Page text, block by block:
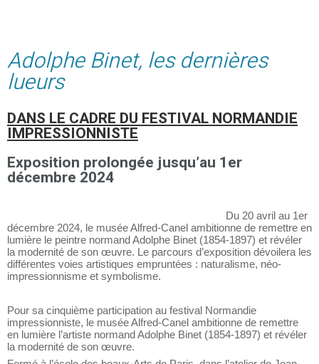
Adolphe Binet, les dernières
lueurs
DANS LE CADRE DU FESTIVAL NORMANDIE
IMPRESSIONNISTE
Exposition prolongée jusqu’au 1er
décembre 2024
Du 20 avril au 1er
décembre 2024, le musée Alfred-Canel ambitionne de remettre en
lumière le peintre normand Adolphe Binet (1854-1897) et révéler
la modernité de son œuvre. Le parcours d’exposition dévoilera les
différentes voies artistiques empruntées : naturalisme, néo-
impressionnisme et symbolisme.
Pour sa cinquième participation au festival Normandie
impressionniste, le musée Alfred-Canel ambitionne de remettre
en lumière l’artiste normand Adolphe Binet (1854-1897) et révéler
la modernité de son œuvre.